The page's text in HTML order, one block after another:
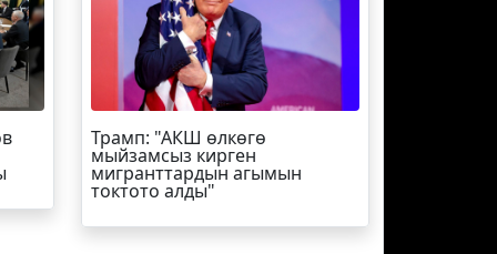
Трамп: "АКШ өлкөгө
мыйзамсыз кирген
мигранттардын агымын
токтото алды"